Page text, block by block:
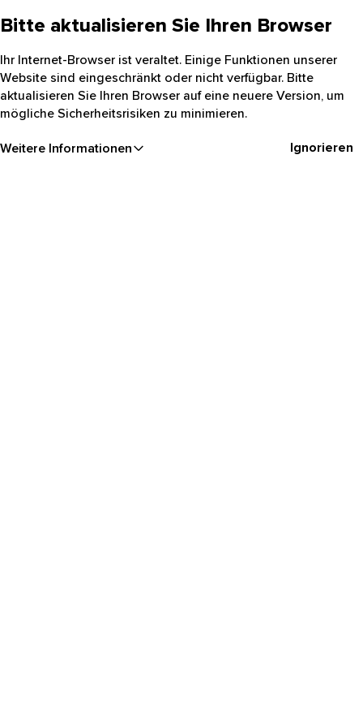
Bitte aktualisieren Sie Ihren Browser
Ihr Internet-Browser ist veraltet. Einige Funktionen unserer
Website sind eingeschränkt oder nicht verfügbar. Bitte
aktualisieren Sie Ihren Browser auf eine neuere Version, um
mögliche Sicherheitsrisiken zu minimieren.
Weitere Informationen Ignorieren